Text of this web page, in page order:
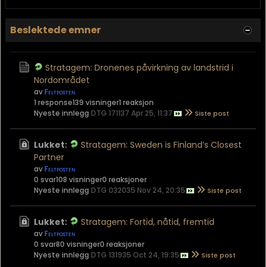
Beslektede emner
Stratagem: Dronenes påvirkning av landstrid i
Nordområdet
avFeltposten
1 response139 visninger1 reaksjon
Nyeste innlegg DTG 171137 Apr 25, 11:37
Lukket:
Stratagem: Sweden is Finland’s Closest
Partner
avFeltposten
0 svar108 visninger0 reaksjoner
Nyeste innlegg DTG 032035 Nov 24, 20:35
Lukket: Stratagem: Fortid, nåtid, fremtid
avFeltposten
0 svar80 visninger0 reaksjoner
Nyeste innlegg DTG 131935 Oct 24, 19:35